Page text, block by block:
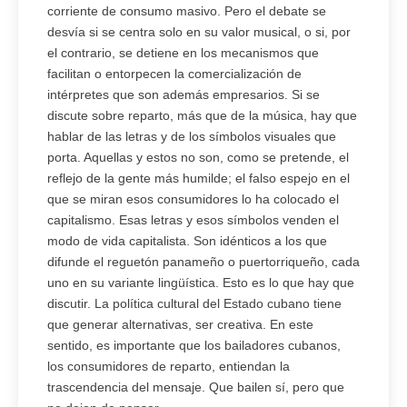
corriente de consumo masivo. Pero el debate se
desvía si se centra solo en su valor musical, o si, por
el contrario, se detiene en los mecanismos que
facilitan o entorpecen la comercialización de
intérpretes que son además empresarios. Si se
discute sobre reparto, más que de la música, hay que
hablar de las letras y de los símbolos visuales que
porta. Aquellas y estos no son, como se pretende, el
reflejo de la gente más humilde; el falso espejo en el
que se miran esos consumidores lo ha colocado el
capitalismo. Esas letras y esos símbolos venden el
modo de vida capitalista. Son idénticos a los que
difunde el reguetón panameño o puertorriqueño, cada
uno en su variante lingüística. Esto es lo que hay que
discutir. La política cultural del Estado cubano tiene
que generar alternativas, ser creativa. En este
sentido, es importante que los bailadores cubanos,
los consumidores de reparto, entiendan la
trascendencia del mensaje. Que bailen sí, pero que